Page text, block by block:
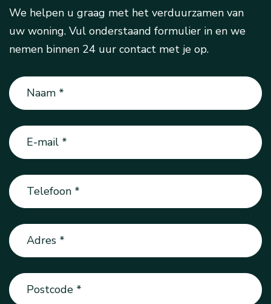
We helpen u graag met het verduurzamen van
uw woning. Vul onderstaand formulier in en we
nemen binnen 24 uur contact met je op.
Naam
E-
mail
Telefoon
Adres
Postcode